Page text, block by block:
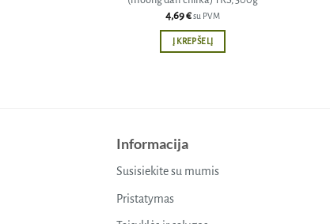
4,69€su PVM
Į KREPŠELĮ
Informacija
Susisiekite su mumis
Pristatymas